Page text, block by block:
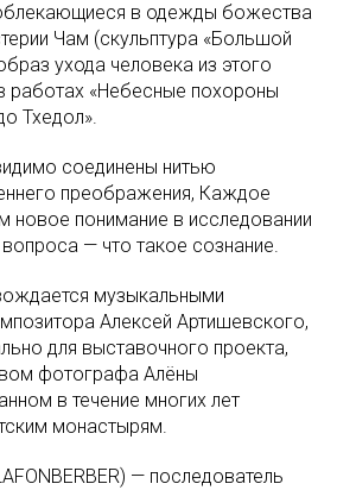
в одежды божества
Чам (скульптура «Большой
ухода человека из этого
работах «Небесные похороны
Тхедол».
соединены нитью
преображения, Каждое
новое понимание в исследовании
— что такое сознание.
музыкальными
Алексей Артишевского,
для выставочного проекта,
фотографа Алёны
в течение многих лет
монастырям.
— последователь